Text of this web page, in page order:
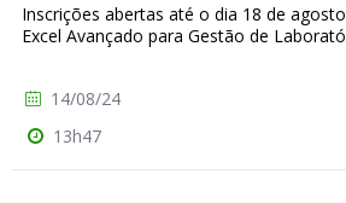
Inscrições abertas até o dia 18 de
Excel Avançado para Gestão de
14/08/24
13h47